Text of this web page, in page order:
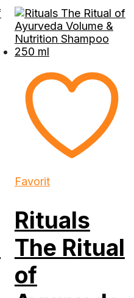
Favorit
Rituals
The Ritual
of